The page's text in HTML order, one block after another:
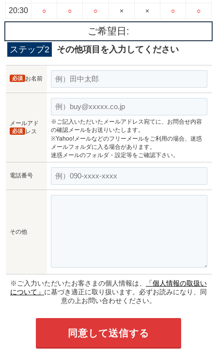
20:30
○
○
○
×
×
○
○
ご希望日:
ステップ2 その他項目を入力してください
お名前
必須
メールアド
レス
必須
※ご記入いただいたメールアドレス宛てに、お問合せ内容
の確認メールをお送りいたします。
※Yahoo!メールなどのフリーメールをご利用の場合、迷惑
メールフォルダに入る場合があります。
迷惑メールのフォルダ・設定等をご確認下さい。
電話番号
その他
※ご入力いただいたお客さまの個人情報は、
「個人情報の取扱い
について」 に基づき適正に取り扱います。必ずお読みになり、同
意の上お問い合わせください。